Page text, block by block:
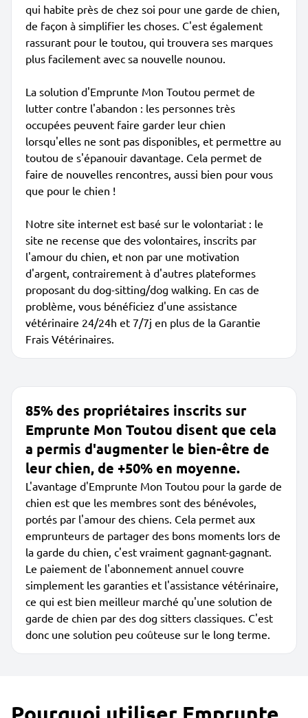
qui habite près de chez soi pour une garde de chien,
de façon à simplifier les choses. C'est également
rassurant pour le toutou, qui trouvera ses marques
plus facilement avec sa nouvelle nounou.
La solution d'Emprunte Mon Toutou permet de
lutter contre l'abandon : les personnes très
occupées peuvent faire garder leur chien
lorsqu'elles ne sont pas disponibles, et permettre au
toutou de s'épanouir davantage. Cela permet de
faire de nouvelles rencontres, aussi bien pour vous
que pour le chien !
Notre site internet est basé sur le volontariat : le
site ne recense que des volontaires, inscrits par
l'amour du chien, et non par une motivation
d'argent, contrairement à d'autres plateformes
proposant du dog-sitting/dog walking. En cas de
problème, vous bénéficiez d'une assistance
vétérinaire 24/24h et 7/7j en plus de la Garantie
Frais Vétérinaires.
85% des propriétaires inscrits sur
Emprunte Mon Toutou disent que cela
a permis d'augmenter le bien-être de
leur chien, de +50% en moyenne.
L'avantage d'Emprunte Mon Toutou pour la garde de
chien est que les membres sont des bénévoles,
portés par l'amour des chiens. Cela permet aux
emprunteurs de partager des bons moments lors de
la garde du chien, c'est vraiment gagnant-gagnant.
Le paiement de l'abonnement annuel couvre
simplement les garanties et l'assistance vétérinaire,
ce qui est bien meilleur marché qu'une solution de
garde de chien par des dog sitters classiques. C'est
donc une solution peu coûteuse sur le long terme.